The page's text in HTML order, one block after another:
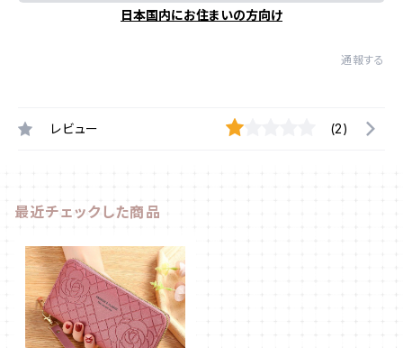
日本国内にお住まいの方向け
通報する
レビュー (2)
最近チェックした商品